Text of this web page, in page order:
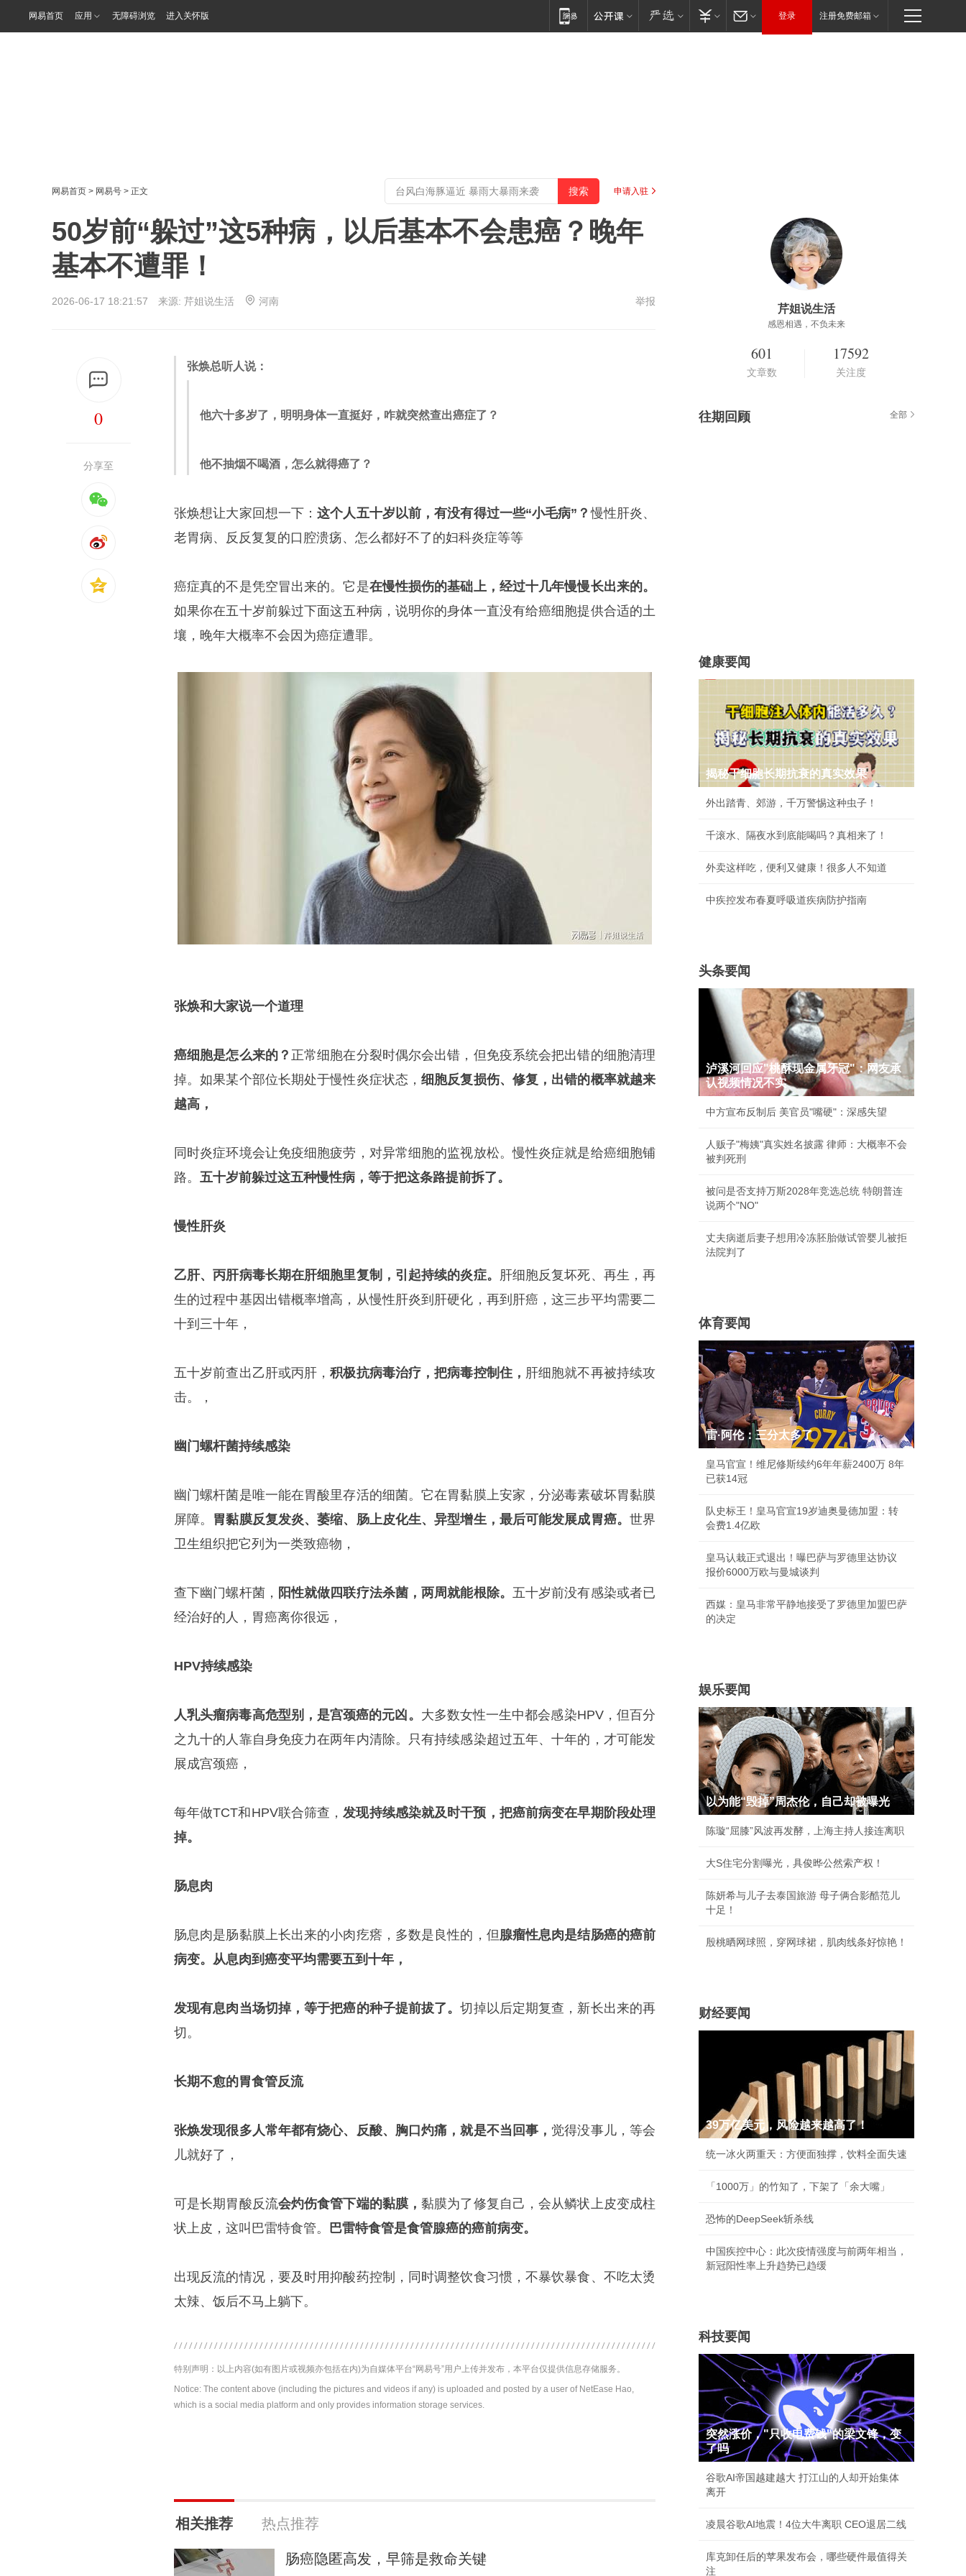
网易首页 应用 无障碍浏览 进入关怀版 登录 注册免费邮箱
网易首页 > 网易号 > 正文 申请入驻
50岁前“躲过”这5种病，以后基本不会患癌？晚年
基本不遭罪！
2026-06-17 18:21:57 来源: 芹姐说生活 河南 举报
0
分享至
张焕总听人说：
他六十多岁了，明明身体一直挺好，咋就突然查出癌症了？
他不抽烟不喝酒，怎么就得癌了？
张焕想让大家回想一下：这个人五十岁以前，有没有得过一些“小毛病”？慢性肝炎、
老胃病、反反复复的口腔溃疡、怎么都好不了的妇科炎症等等
癌症真的不是凭空冒出来的。它是在慢性损伤的基础上，经过十几年慢慢长出来的。
如果你在五十岁前躲过下面这五种病，说明你的身体一直没有给癌细胞提供合适的土
壤，晚年大概率不会因为癌症遭罪。
张焕和大家说一个道理
癌细胞是怎么来的？ 正常细胞在分裂时偶尔会出错，但免疫系统会把出错的细胞清理
掉。如果某个部位长期处于慢性炎症状态，细胞反复损伤、修复，出错的概率就越来
越高，
同时炎症环境会让免疫细胞疲劳，对异常细胞的监视放松。慢性炎症就是给癌细胞铺
路。 五十岁前躲过这五种慢性病，等于把这条路提前拆了。
慢性肝炎
乙肝、丙肝病毒长期在肝细胞里复制，引起持续的炎症。
肝细胞反复坏死、再生，再
生的过程中基因出错概率增高，从慢性肝炎到肝硬化，再到肝癌，这三步平均需要二
十到三十年，
五十岁前查出乙肝或丙肝，积极抗病毒治疗，把病毒控制住， 肝细胞就不再被持续攻
击。，
幽门螺杆菌持续感染
幽门螺杆菌是唯一能在胃酸里存活的细菌。它在胃黏膜上安家，分泌毒素破坏胃黏膜
屏障。 胃黏膜反复发炎、萎缩、肠上皮化生、异型增生，最后可能发展成胃癌。 世界
卫生组织把它列为一类致癌物，
查下幽门螺杆菌， 阳性就做四联疗法杀菌，两周就能根除。 五十岁前没有感染或者已
经治好的人，胃癌离你很远，
HPV持续感染
人乳头瘤病毒高危型别，是宫颈癌的元凶。 大多数女性一生中都会感染HPV，但百分
之九十的人靠自身免疫力在两年内清除。只有持续感染超过五年、十年的，才可能发
展成宫颈癌，
每年做TCT和HPV联合筛查，发现持续感染就及时干预，把癌前病变在早期阶段处理
掉。
肠息肉
肠息肉是肠黏膜上长出来的小肉疙瘩，多数是良性的，但腺瘤性息肉是结肠癌的癌前
病变。从息肉到癌变平均需要五到十年，
发现有息肉当场切掉，等于把癌的种子提前拔了。切掉以后定期复查，新长出来的再
切。
长期不愈的胃食管反流
张焕发现很多人常年都有烧心、反酸、胸口灼痛，就是不当回事， 觉得没事儿，等会
儿就好了，
可是长期胃酸反流会灼伤食管下端的黏膜，黏膜为了修复自己，会从鳞状上皮变成柱
状上皮，这叫巴雷特食管。 巴雷特食管是食管腺癌的癌前病变。
出现反流的情况，要及时用抑酸药控制，同时调整饮食习惯，不暴饮暴食、不吃太烫
太辣、饭后不马上躺下。
特别声明：以上内容(如有图片或视频亦包括在内)为自媒体平台“网易号”用户上传并发布，本平台仅提供信息存储服务。
Notice: The content above (including the pictures and videos if any) is uploaded and posted by a user of NetEase Hao,
which is a social media platform and only provides information storage services.
相关推荐 热点推荐
肠癌隐匿高发，早筛是救命关键
芹姐说生活
感恩相遇，不负未来
601
文章数
17592
关注度
往期回顾 全部
健康要闻
揭秘干细胞长期抗衰的真实效果
外出踏青、郊游，千万警惕这种虫子！
千滚水、隔夜水到底能喝吗？真相来了！
外卖这样吃，便利又健康！很多人不知道
中疾控发布春夏呼吸道疾病防护指南
头条要闻
泸溪河回应"桃酥现金属牙冠"：网友承
认视频情况不实
中方宣布反制后 美官员"嘴硬"：深感失望
人贩子"梅姨"真实姓名披露 律师：大概率不会
被判死刑
被问是否支持万斯2028年竞选总统 特朗普连
说两个"NO"
丈夫病逝后妻子想用冷冻胚胎做试管婴儿被拒
法院判了
体育要闻
雷·阿伦：三分太多了
皇马官宣！维尼修斯续约6年年薪2400万 8年
已获14冠
队史标王！皇马官宣19岁迪奥曼德加盟：转
会费1.4亿欧
皇马认栽正式退出！曝巴萨与罗德里达协议
报价6000万欧与曼城谈判
西媒：皇马非常平静地接受了罗德里加盟巴萨
的决定
娱乐要闻
以为能“毁掉”周杰伦，自己却被曝光
陈璇“屈膝”风波再发酵，上海主持人接连离职
大S住宅分割曝光，具俊晔公然索产权！
陈妍希与儿子去泰国旅游 母子俩合影酷范儿
十足！
殷桃晒网球照，穿网球裙，肌肉线条好惊艳！
财经要闻
39万亿美元，风险越来越高了！
统一冰火两重天：方便面独撑，饮料全面失速
「1000万」的竹知了，下架了「余大嘴」
恐怖的DeepSeek斩杀线
中国疾控中心：此次疫情强度与前两年相当，
新冠阳性率上升趋势已趋缓
科技要闻
突然涨价，"只收电费钱"的梁文锋，变
了吗
谷歌AI帝国越建越大 打江山的人却开始集体
离开
凌晨谷歌AI地震！4位大牛离职 CEO退居二线
库克卸任后的苹果发布会，哪些硬件最值得关
注